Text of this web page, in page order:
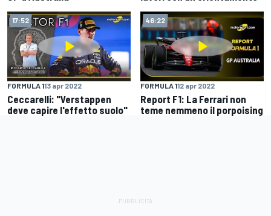
17:52
FORMULA 113 apr 2022
Ceccarelli: "Verstappen
deve capire l'effetto suolo"
46:22
FORMULA 112 apr 2022
Report F1: La Ferrari non
teme nemmeno il porpoising